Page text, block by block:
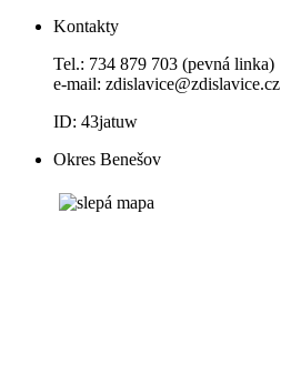
Kontakty
Tel.: 734 879 703 (pevná linka)
e-mail: zdislavice@zdislavice.cz
ID: 43jatuw
Okres Benešov